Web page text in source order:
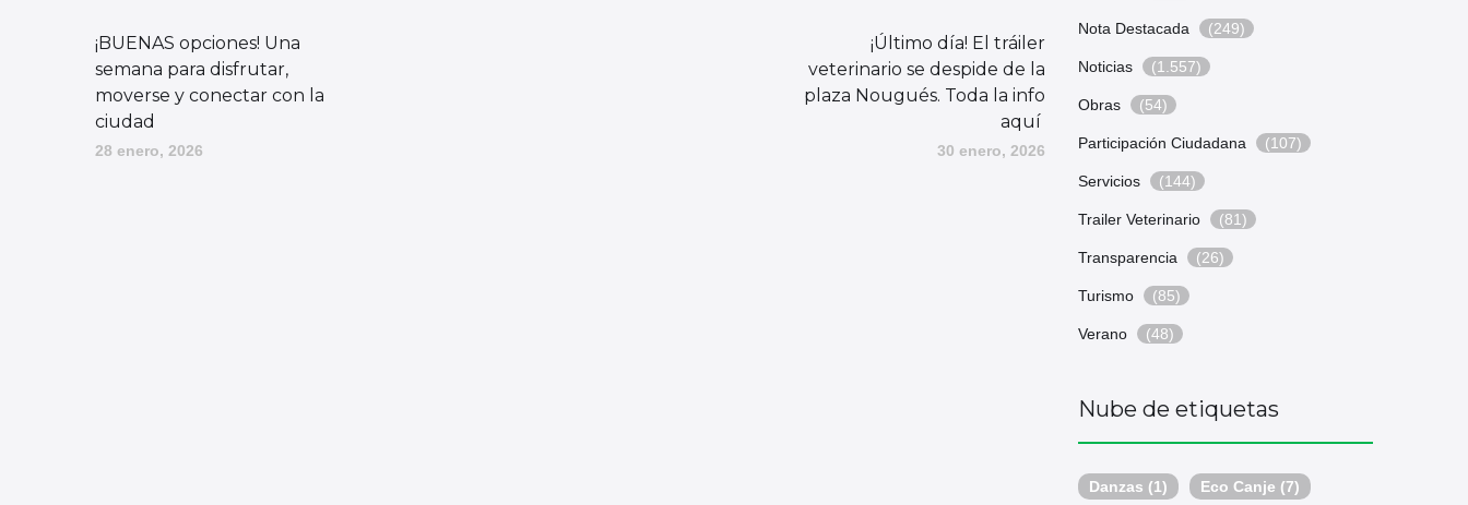
¡BUENAS opciones! Una
semana para disfrutar,
moverse y conectar con la
ciudad
28 enero, 2026
¡Último día! El tráiler
veterinario se despide de la
plaza Nougués. Toda la info
aquí
30 enero, 2026
Nota Destacada (249)
Noticias (1.557)
Obras (54)
Participación Ciudadana (107)
Servicios (144)
Trailer Veterinario (81)
Transparencia (26)
Turismo (85)
Verano (48)
Nube de etiquetas
Danzas (1) Eco Canje (7)